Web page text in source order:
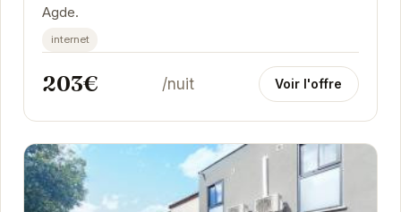
Agde.
internet
203€ /nuit Voir l'offre